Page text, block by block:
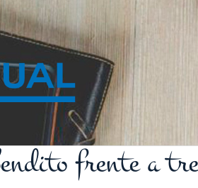
frente a